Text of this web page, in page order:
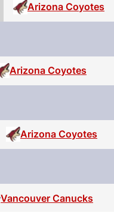
Arizona Coyotes
Arizona Coyotes
Arizona Coyotes
Vancouver Canucks